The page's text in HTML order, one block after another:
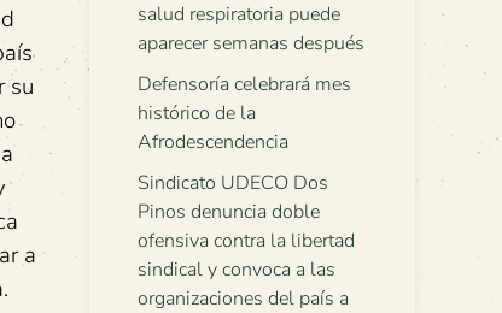
su
a
salud respiratoria puede
aparecer semanas después
Defensoría celebrará mes
histórico de la
Afrodescendencia
Sindicato UDECO Dos
Pinos denuncia doble
ofensiva contra la libertad
sindical y convoca a las
organizaciones del país a